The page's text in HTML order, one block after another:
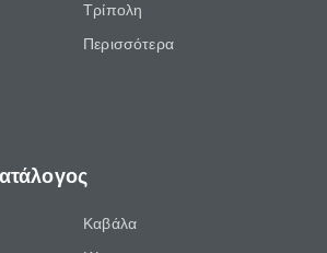
Τρίπολη
Περισσότερα
Καβάλα